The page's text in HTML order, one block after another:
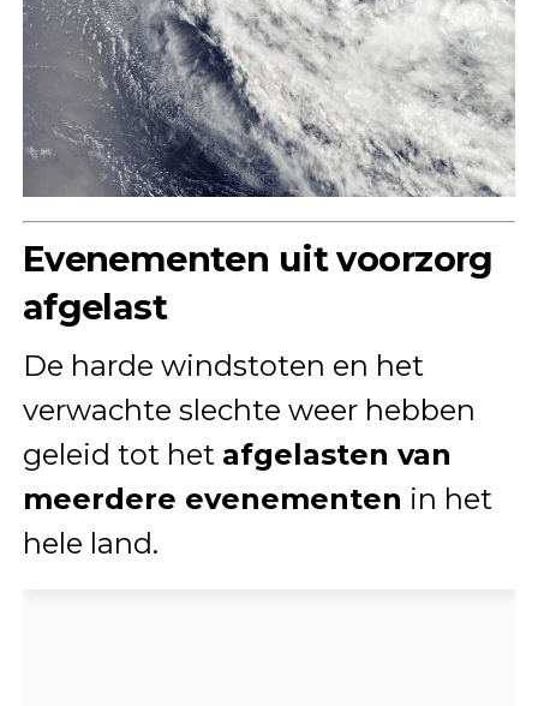
Evenementen uit voorzorg
afgelast
De harde windstoten en het
verwachte slechte weer hebben
geleid tot het afgelasten van
meerdere evenementen in het
hele land.